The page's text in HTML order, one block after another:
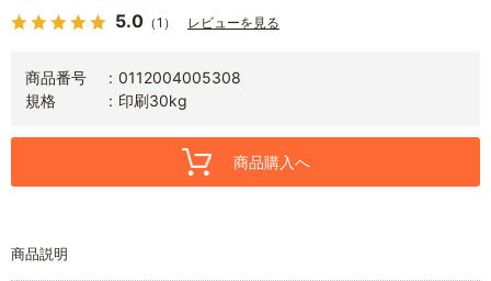
5.0 （1） レビューを見る
商品番号
0112004005308
規格
印刷30kg
商品購入へ
商品説明